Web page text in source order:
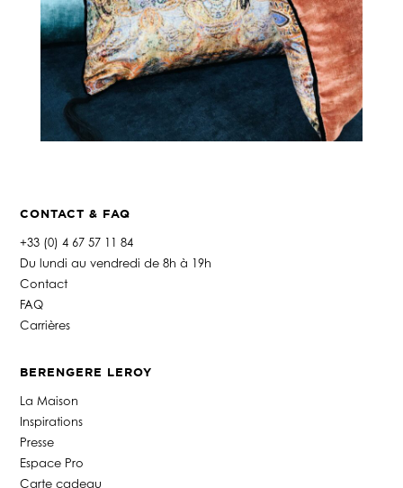
CONTACT & FAQ
+33 (0) 4 67 57 11 84
Du lundi au vendredi de 8h à 19h
Contact
FAQ
Carrières
BERENGERE LEROY
La Maison
Inspirations
Presse
Espace Pro
Carte cadeau